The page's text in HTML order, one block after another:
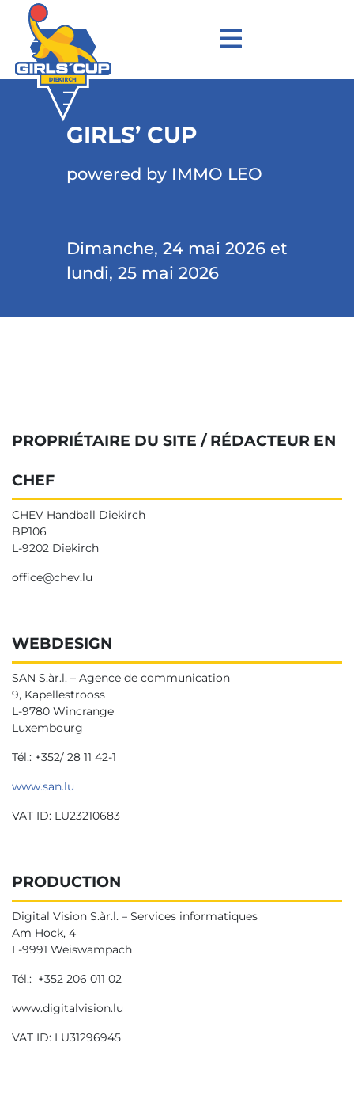
GIRLS’ CUP
powered by IMMO LEO
Dimanche, 24 mai 2026 et
lundi, 25 mai 2026
PROPRIÉTAIRE DU SITE / RÉDACTEUR EN
CHEF
CHEV Handball Diekirch
BP106
L-9202 Diekirch
office@chev.lu
WEBDESIGN
SAN S.àr.l. – Agence de communication
9, Kapellestrooss
L-9780 Wincrange
Luxembourg
Tél.: +352/ 28 11 42-1
www.san.lu
VAT ID: LU23210683
PRODUCTION
Digital Vision S.àr.l. – Services informatiques
Am Hock, 4
L-9991 Weiswampach
Tél.: +352 206 011 02
www.digitalvision.lu
VAT ID: LU31296945